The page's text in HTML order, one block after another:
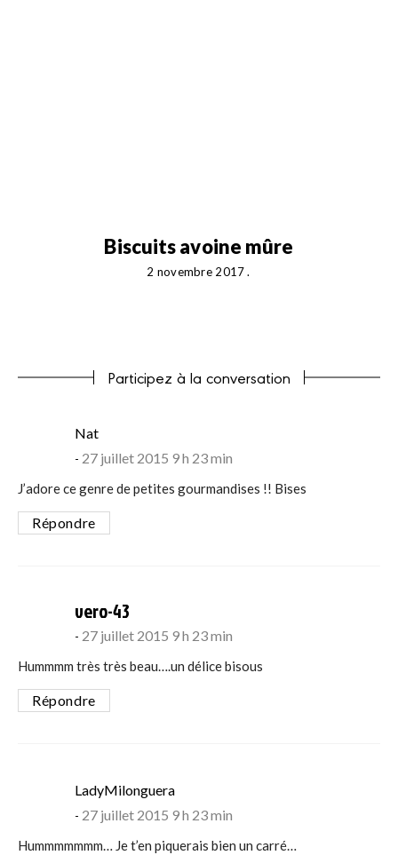
Biscuits avoine mûre
2 novembre 2017
Participez à la conversation
Natsays:
27 juillet 2015 9 h 23 min
J’adore ce genre de petites gourmandises !! Bises
Répondre
vero-43
27 juillet 2015 9 h 23 min
Hummmm très très beau….un délice bisous
Répondre
LadyMilonguerasays:
27 juillet 2015 9 h 23 min
Hummmmmmm… Je t’en piquerais bien un carré…